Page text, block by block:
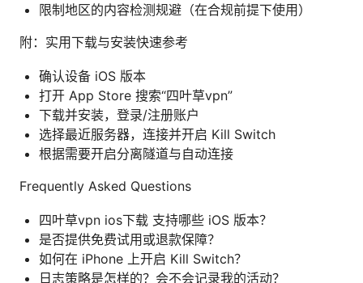
限制地区的内容检测规避（在合规前提下使用）
附：实用下载与安装快速参考
确认设备 iOS 版本
打开 App Store 搜索“四叶草vpn”
下载并安装，登录/注册账户
选择最近服务器，连接并开启 Kill Switch
根据需要开启分离隧道与自动连接
Frequently Asked Questions
四叶草vpn ios下载 支持哪些 iOS 版本？
是否提供免费试用或退款保障？
如何在 iPhone 上开启 Kill Switch？
日志策略是怎样的？会不会记录我的活动？